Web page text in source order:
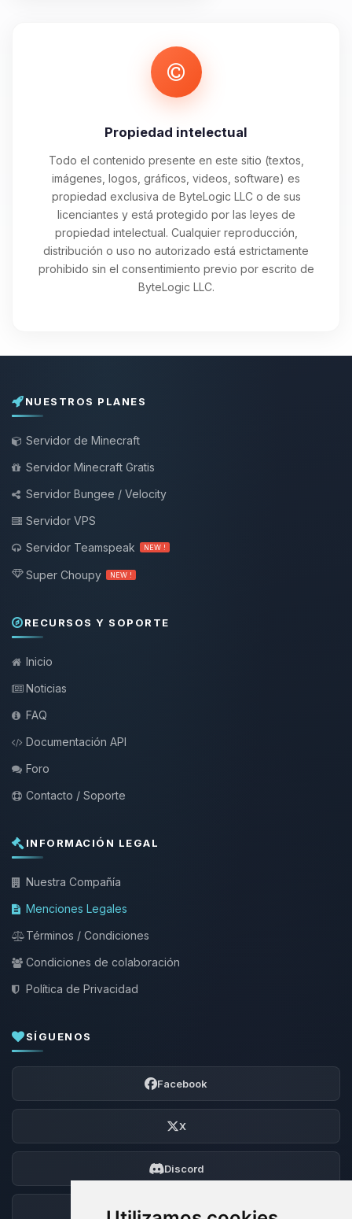
Propiedad intelectual
Todo el contenido presente en este sitio (textos,
imágenes, logos, gráficos, videos, software) es
propiedad exclusiva de ByteLogic LLC o de sus
licenciantes y está protegido por las leyes de
propiedad intelectual. Cualquier reproducción,
distribución o uso no autorizado está estrictamente
prohibido sin el consentimiento previo por escrito de
ByteLogic LLC.
NUESTROS PLANES
Servidor de Minecraft
Servidor Minecraft Gratis
Servidor Bungee / Velocity
Servidor VPS
Servidor Teamspeak
NEW !
Super Choupy NEW !
RECURSOS Y SOPORTE
Inicio
Noticias
FAQ
Documentación API
Foro
Contacto / Soporte
INFORMACIÓN LEGAL
Nuestra Compañía
Menciones Legales
Términos / Condiciones
Condiciones de colaboración
Política de Privacidad
SÍGUENOS
Facebook
X
Discord
Foro